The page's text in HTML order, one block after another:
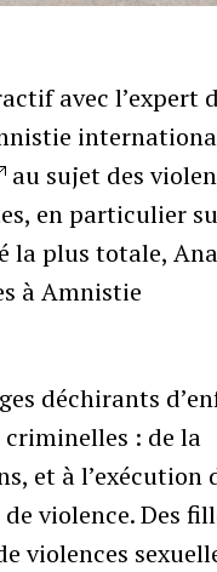
avec l’expert
au sujet des
en particulier
la plus totale, Ana
à Amnistie
déchirants
: de la
et à l’exécution
violence. Des
violences